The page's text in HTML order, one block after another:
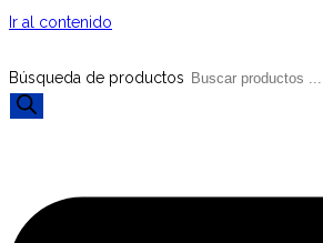
Ir al contenido
Búsqueda de productos